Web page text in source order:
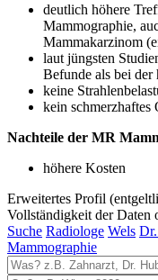
deutlich höhere
Mammographie,
Mammakarzinom
laut jüngsten
Befunde als bei
keine
kein schmerzhaftes
Nachteile der MR
höhere Kosten
Erweitertes Profil
Vollständigkeit der Daten
Suche Radiologe Wels
Mammographie